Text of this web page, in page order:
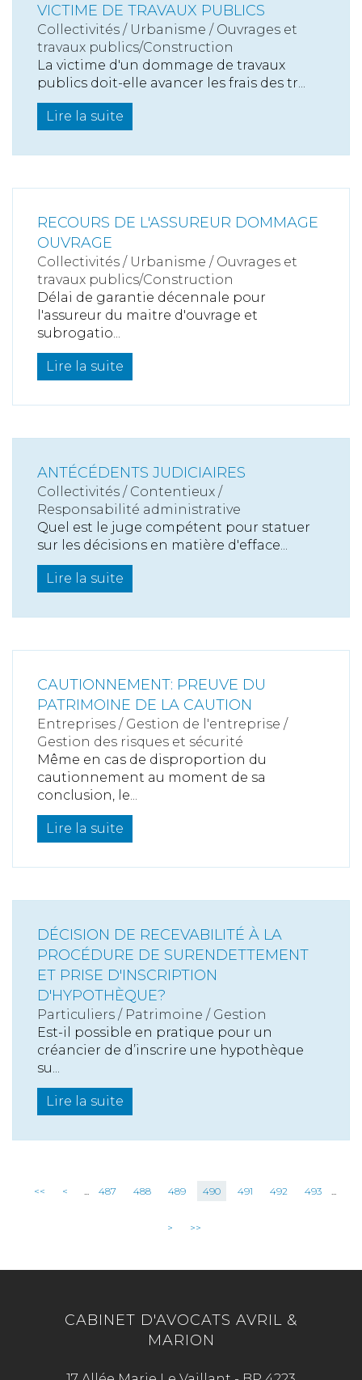
VICTIME DE TRAVAUX PUBLICS
Collectivités / Urbanisme / Ouvrages et
travaux publics/Construction
La victime d'un dommage de travaux
publics doit-elle avancer les frais des tr...
Lire la suite
RECOURS DE L'ASSUREUR DOMMAGE
OUVRAGE
Collectivités / Urbanisme / Ouvrages et
travaux publics/Construction
Délai de garantie décennale pour
l'assureur du maitre d'ouvrage et
subrogatio...
Lire la suite
ANTÉCÉDENTS JUDICIAIRES
Collectivités / Contentieux /
Responsabilité administrative
Quel est le juge compétent pour statuer
sur les décisions en matière d'efface...
Lire la suite
CAUTIONNEMENT: PREUVE DU
PATRIMOINE DE LA CAUTION
Entreprises / Gestion de l'entreprise /
Gestion des risques et sécurité
Même en cas de disproportion du
cautionnement au moment de sa
conclusion, le...
Lire la suite
DÉCISION DE RECEVABILITÉ À LA
PROCÉDURE DE SURENDETTEMENT
ET PRISE D'INSCRIPTION
D'HYPOTHÈQUE?
Particuliers / Patrimoine / Gestion
Est-il possible en pratique pour un
créancier de d’inscrire une hypothèque
su...
Lire la suite
<< < ... 487 488 489 490 491 492 493 ...
> >>
CABINET D'AVOCATS AVRIL &
MARION